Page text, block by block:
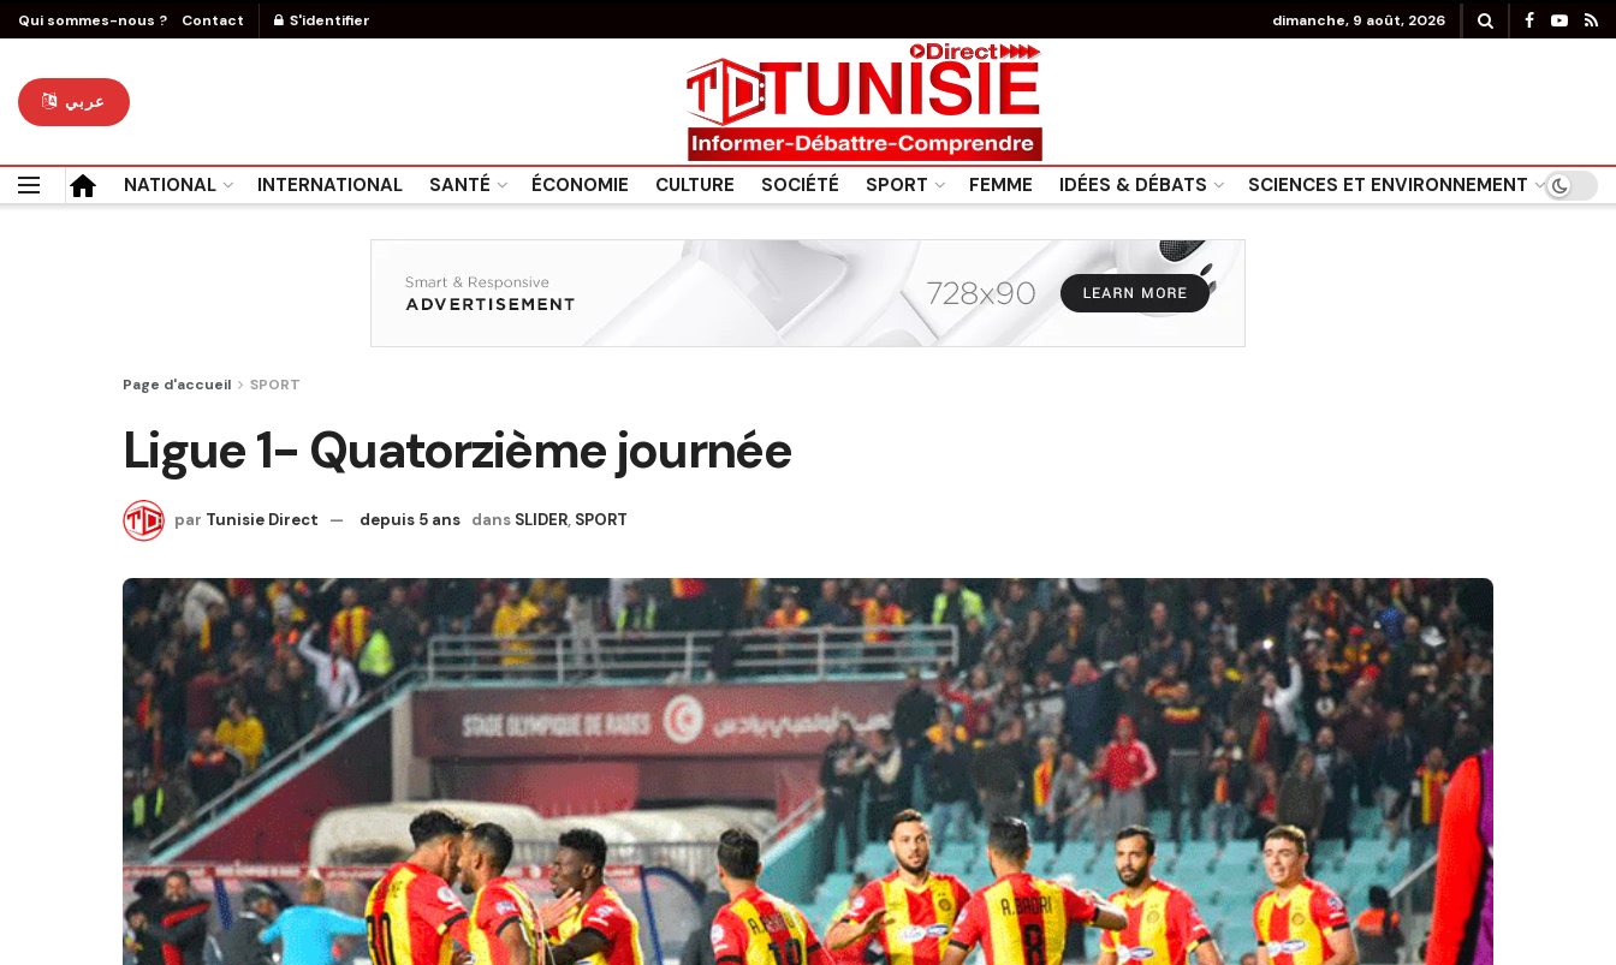
Qui sommes-nous ? Contact S'identifier dimanche, 9 août, 2026
عربي
NATIONAL INTERNATIONAL SANTÉ ÉCONOMIE CULTURE SOCIÉTÉ SPORT FEMME IDÉES & DÉBATS SCIENCES ET ENVIRONNEMENT
Page d'accueil SPORT
Ligue 1- Quatorzième journée
par Tunisie Direct depuis 5 ans dans SLIDER, SPORT